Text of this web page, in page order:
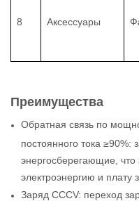
8 Аксессуары
Преимущества
Обратная связь по
постоянного тока ≥90%:
энергосберегающие, что
электроэнергию и плату
Заряд CCCV: переход